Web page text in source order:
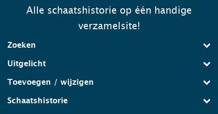
Alle schaatshistorie op één handige
verzamelsite!
Zoeken
Uitgelicht
Toevoegen / wijzigen
Schaatshistorie